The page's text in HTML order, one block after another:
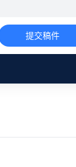
提交稿件